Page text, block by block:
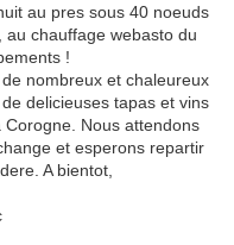
au pres sous 40 noeuds
chauffage webasto du
!
nombreux et chaleureux
delicieuses tapas et vins
Nous attendons
et esperons repartir
A bientot,